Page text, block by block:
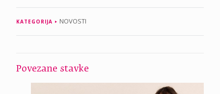
KATEGORIJA NOVOSTI
Povezane stavke